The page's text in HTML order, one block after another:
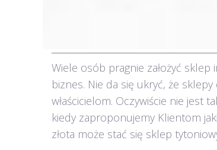
Wiele osób pragnie założyć
biznes. Nie da się ukryć, że
właścicielom. Oczywiście nie jest
kiedy zaproponujemy Klientom
złota może stać się sklep